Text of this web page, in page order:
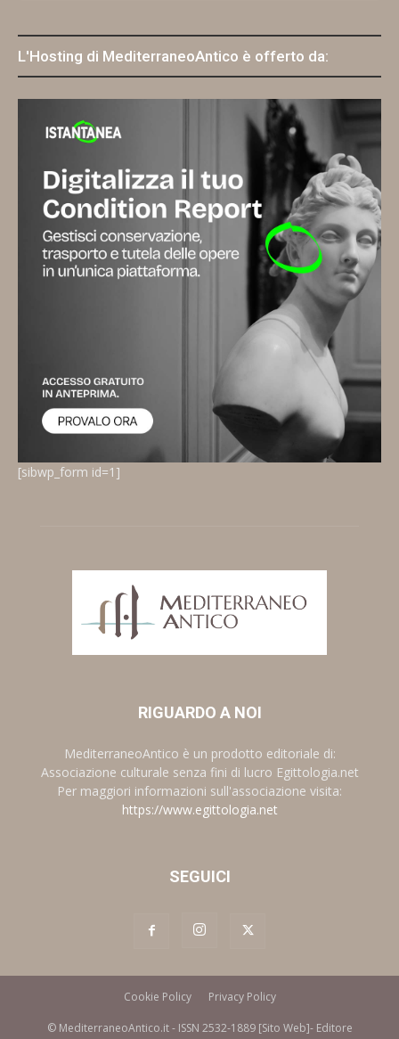
L'Hosting di MediterraneoAntico è offerto da:
[sibwp_form id=1]
RIGUARDO A NOI
MediterraneoAntico è un prodotto editoriale di:
Associazione culturale senza fini di lucro Egittologia.net
Per maggiori informazioni sull'associazione visita:
https://www.egittologia.net
SEGUICI
Cookie Policy Privacy Policy
© MediterraneoAntico.it - ISSN 2532-1889 [Sito Web]- Editore